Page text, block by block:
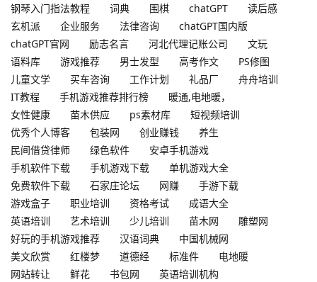
钢琴入门指法教程
词典 围棋 chatGPT
读后感
玄机派
企业服务 法律咨询
chatGPT国内版
chatGPT官网
励志名言 河北代理记账公司
文玩
语料库
游戏推荐 男士发型 高考作文
PS修图
儿童文学
买车咨询 工作计划 礼品厂
舟舟培训
IT教程
手机游戏推荐排行榜
暖通,电地暖，
女性健康
苗木供应 ps素材库
短视频培训
优秀个人博客
包装网 创业赚钱
养生
民间借贷律师
绿色软件
安卓手机游戏
手机软件下载
手机游戏下载
单机游戏大全
免费软件下载
石家庄论坛 网赚
手游下载
游戏盒子
职业培训 资格考试
成语大全
英语培训
艺术培训 少儿培训 苗木网
雕塑网
好玩的手机游戏推荐
汉语词典
中国机械网
美文欣赏
红楼梦 道德经 标准件
电地暖
网站转让
鲜花 书包网 英语培训机构